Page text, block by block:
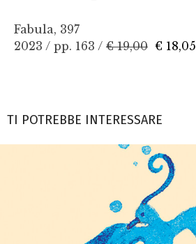
Fabula, 397
2023 / pp. 163 / € 19,00 € 18,05
TI POTREBBE INTERESSARE